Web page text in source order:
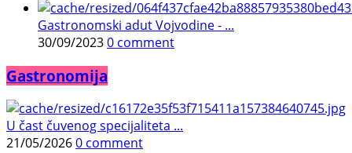
Gastronomski adut Vojvodine - ...
30/09/20230 comment
Gastronomija
U čast čuvenog specijaliteta ...
21/05/20260 comment